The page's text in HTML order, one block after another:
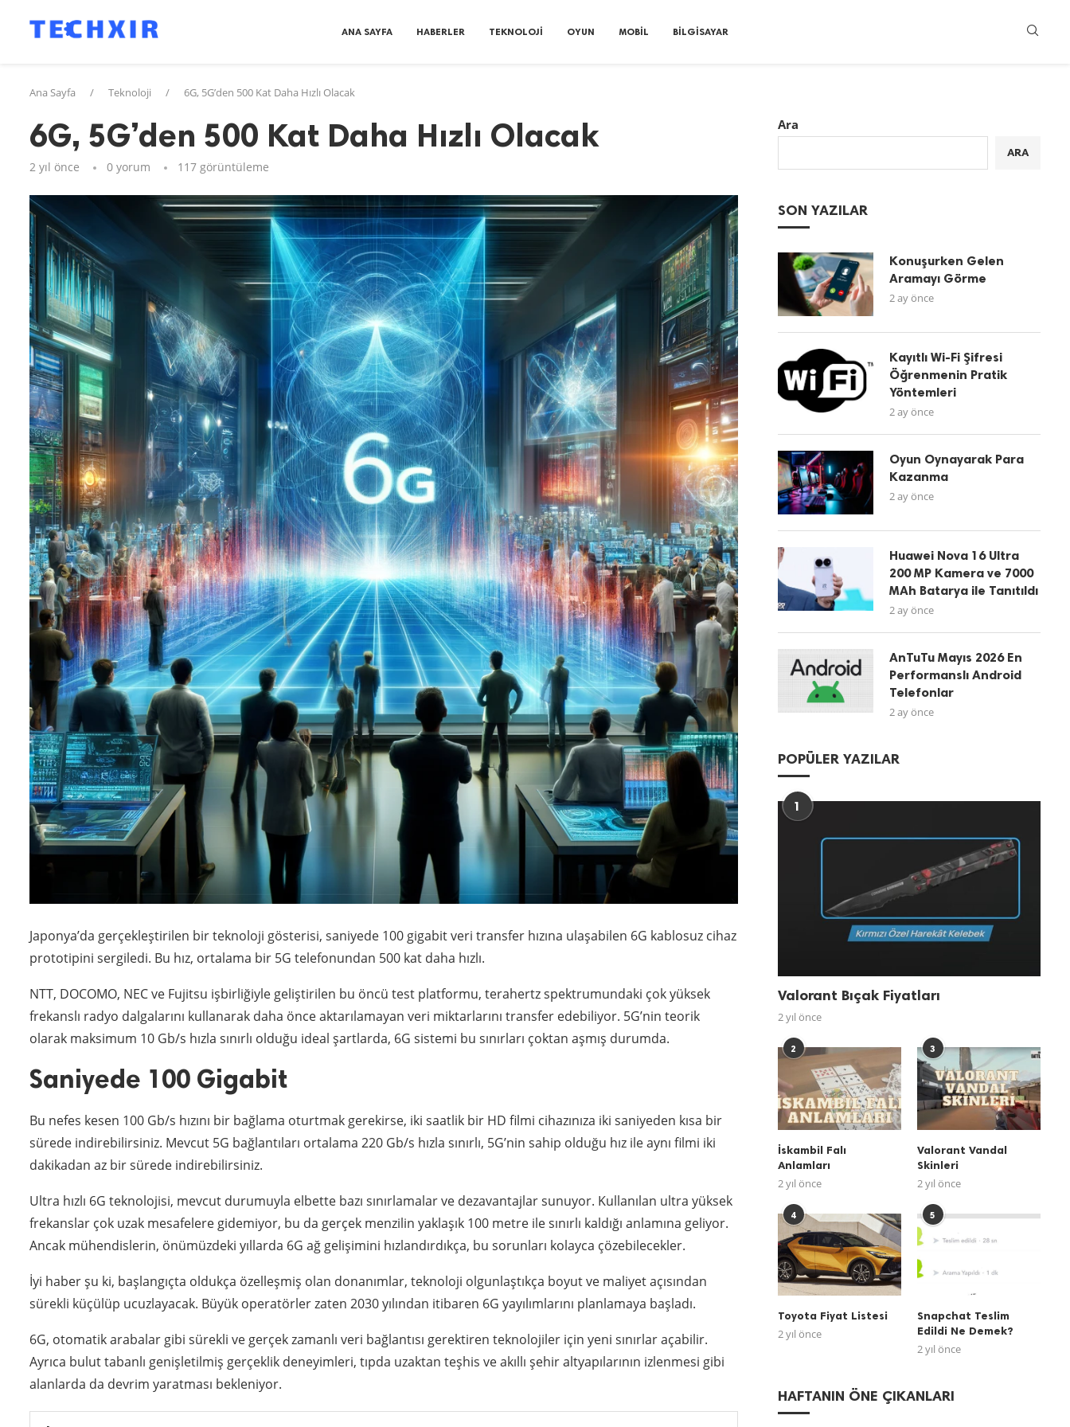
ANA SAYFA HABERLER TEKNOLOJI OYUN MOBIL BILGISAYAR
Ana Sayfa / Teknoloji / 6G, 5G’den 500 Kat Daha Hızlı Olacak
6G, 5G’den 500 Kat Daha Hızlı Olacak
2 yıl önce 0 yorum 117 görüntüleme
Japonya’da gerçekleştirilen bir teknoloji gösterisi, saniyede 100 gigabit veri transfer hızına ulaşabilen 6G kablosuz cihaz
prototipini sergiledi. Bu hız, ortalama bir 5G telefonundan 500 kat daha hızlı.
NTT, DOCOMO, NEC ve Fujitsu işbirliğiyle geliştirilen bu öncü test platformu, terahertz spektrumundaki çok yüksek
frekanslı radyo dalgalarını kullanarak daha önce aktarılamayan veri miktarlarını transfer edebiliyor. 5G’nin teorik
olarak maksimum 10 Gb/s hızla sınırlı olduğu ideal şartlarda, 6G sistemi bu sınırları çoktan aşmış durumda.
Saniyede 100 Gigabit
Bu nefes kesen 100 Gb/s hızını bir bağlama oturtmak gerekirse, iki saatlik bir HD filmi cihazınıza iki saniyeden kısa bir
sürede indirebilirsiniz. Mevcut 5G bağlantıları ortalama 220 Gb/s hızla sınırlı, 5G’nin sahip olduğu hız ile aynı filmi iki
dakikadan az bir sürede indirebilirsiniz.
Ultra hızlı 6G teknolojisi, mevcut durumuyla elbette bazı sınırlamalar ve dezavantajlar sunuyor. Kullanılan ultra yüksek
frekanslar çok uzak mesafelere gidemiyor, bu da gerçek menzilin yaklaşık 100 metre ile sınırlı kaldığı anlamına geliyor.
Ancak mühendislerin, önümüzdeki yıllarda 6G ağ gelişimini hızlandırdıkça, bu sorunları kolayca çözebilecekler.
İyi haber şu ki, başlangıçta oldukça özelleşmiş olan donanımlar, teknoloji olgunlaştıkça boyut ve maliyet açısından
sürekli küçülüp ucuzlayacak. Büyük operatörler zaten 2030 yılından itibaren 6G yayılımlarını planlamaya başladı.
6G, otomatik arabalar gibi sürekli ve gerçek zamanlı veri bağlantısı gerektiren teknolojiler için yeni sınırlar açabilir.
Ayrıca bulut tabanlı genişletilmiş gerçeklik deneyimleri, tıpda uzaktan teşhis ve akıllı şehir altyapılarının izlenmesi gibi
alanlarda da devrim yaratması bekleniyor.
Ara
ARA
SON YAZILAR
Konuşurken Gelen
Aramayı Görme
2 ay önce
Kayıtlı Wi-Fi Şifresi
Öğrenmenin Pratik
Yöntemleri
2 ay önce
Oyun Oynayarak Para
Kazanma
2 ay önce
Huawei Nova 16 Ultra
200 MP Kamera ve 7000
MAh Batarya ile Tanıtıldı
2 ay önce
AnTuTu Mayıs 2026 En
Performanslı Android
Telefonlar
2 ay önce
POPÜLER YAZILAR
1
Valorant Bıçak Fiyatları
2 yıl önce
2
İskambil Falı
Anlamları
2 yıl önce
3
Valorant Vandal
Skinleri
2 yıl önce
4
Toyota Fiyat Listesi
2 yıl önce
5
Snapchat Teslim
Edildi Ne Demek?
2 yıl önce
HAFTANIN ÖNE ÇIKANLARI